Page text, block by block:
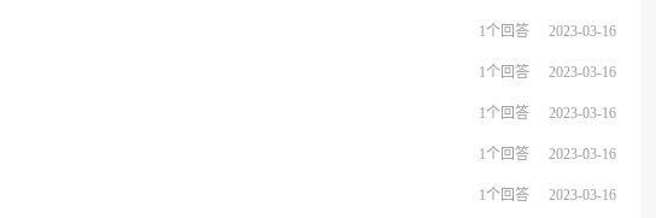
1个回答 2023-03-16
1个回答 2023-03-16
1个回答 2023-03-16
1个回答 2023-03-16
1个回答 2023-03-16